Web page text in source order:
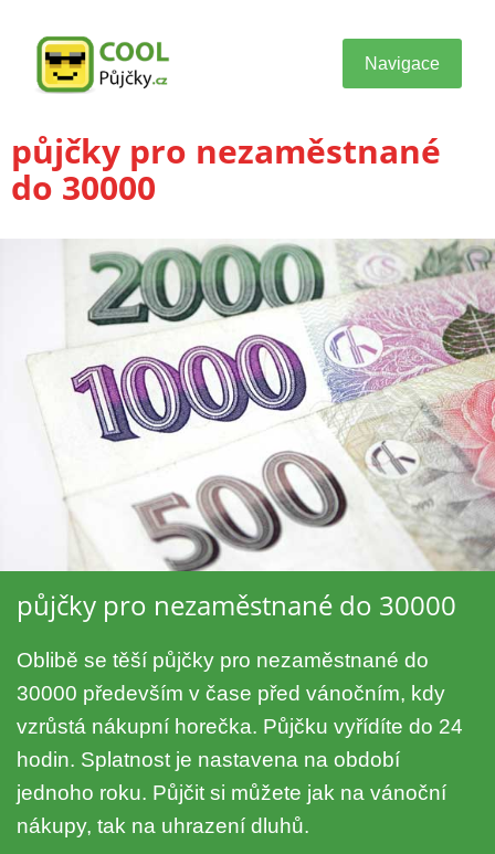
Navigace
půjčky pro nezaměstnané
do 30000
půjčky pro nezaměstnané do 30000
Oblibě se těší půjčky pro nezaměstnané do
30000 především v čase před vánočním, kdy
vzrůstá nákupní horečka. Půjčku vyřídíte do 24
hodin. Splatnost je nastavena na období
jednoho roku. Půjčit si můžete jak na vánoční
nákupy, tak na uhrazení dluhů.